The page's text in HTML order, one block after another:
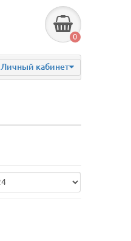
0
Личный кабинет